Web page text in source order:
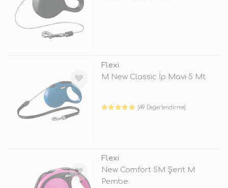
Flexi
M New Classic İp Mavi 5 Mt
(49 Değerlendirme)
Flexi
New Comfort 5M Şerit M
Pembe